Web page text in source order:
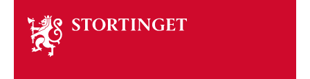
Om
stortinget